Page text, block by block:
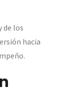
de los
hacia